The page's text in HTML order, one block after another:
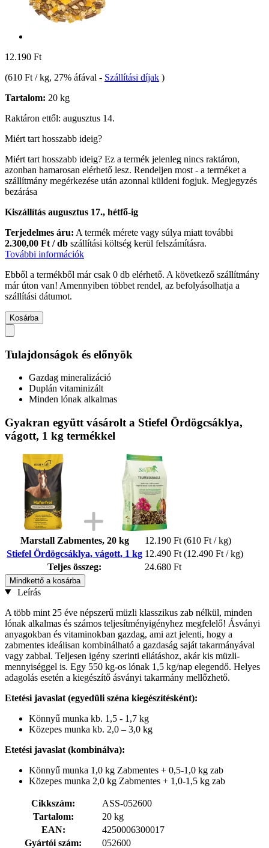
12.190 Ft
(610 Ft / kg, 27% áfával - Szállítási díjak )
Tartalom: 20 kg
Raktáron ettől: augusztus 14.
Miért tart hosszabb ideig?
Miért tart hosszabb ideig? Ez a termék jelenleg nincs raktáron,
azonban hamarosan elérhető lesz. Rendeljen most - a terméket a
szállítmány megérkezése után azonnal küldeni fogjuk. Megjegyzés
bezárása
Kiszállítás augusztus 17., hétfő-ig
Terjedelmes áru: A termék mérete vagy súlya miatt további
2.300,00 Ft / db szállítási költség kerül felszámításra.
További információk
Ebből a termékből már csak 0 db elérhető. A következő szállítmány
már úton van! Amennyiben többet rendel, az befolyásolhatja a
szállítási dátumot.
Kosárba
Tulajdonságok és előnyök
Gazdag mineralizáció
Duplán vitaminizált
Minden lónak alkalmas
Gyakran együtt vásárolt a Stiefel Ördögcsáklya,
vágott, 1 kg termékkel
Marstall Zabmentes, 20 kg 12.190 Ft (610 Ft / kg)
Stiefel Ördögcsáklya, vágott, 1 kg 12.490 Ft (12.490 Ft / kg)
Teljes összeg:
24.680 Ft
Mindkettő a kosárba
Leírás
A több mint 25 éve népszerű müzli klasszikus zab nélkül, minden
lónak alkalmas és számos teljesítményigényhez megfelelő! Ásványi
anyagokban és vitaminokban gazdag, ami azt jelenti, hogy a
zabmentes ideálisan kombinálható a gazdaság saját takarmányával
vagy zabbal. Teljesen igény szerinti ellátáshoz, akár kis müzli-
mennyiséggel is. Egy 550 kg-os lónak 1,5 kg/nap elegendő. Helyes
adagolás esetén a kiegészítő ásványi takarmány mellőzhető.
Etetési javaslat (egyedüli széna kiegészítésként):
Könnyű munka kb. 1,5 - 1,7 kg
Közepes munka kb. 2,0 – 3,0 kg
Etetési javaslat (kombinálva):
Könnyű munka 1,0 kg Zabmentes + 0,5-1,0 kg zab
Közepes munka 2,0 kg Zabmentes + 1,0-1,5 kg zab
Cikkszám:
ASS-052600
Tartalom:
20 kg
EAN:
4250006300017
Gyártói szám:
052600